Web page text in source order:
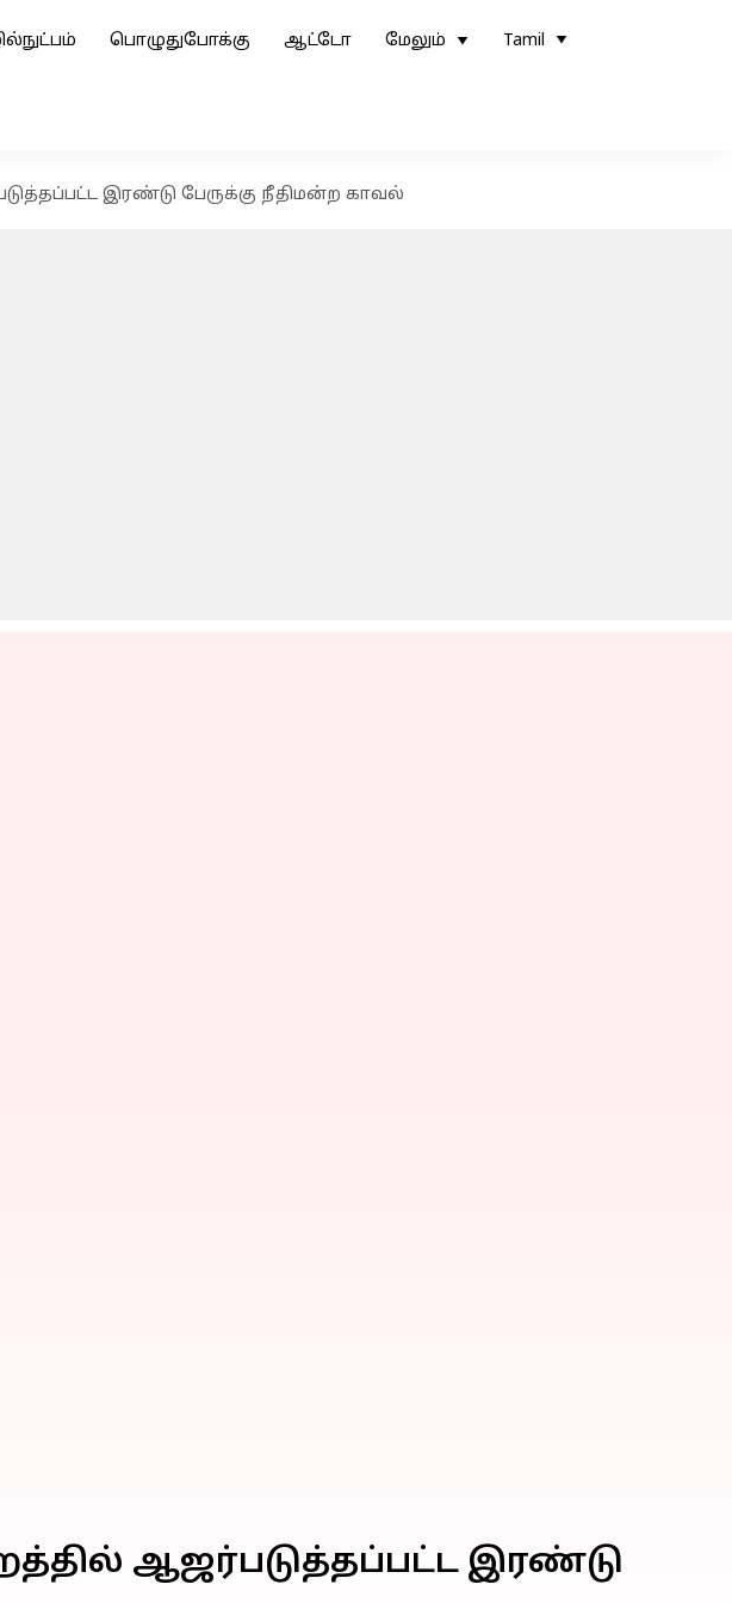
பொழுதுபோக்கு ஆட்டோ மேலும் Tamil
இரண்டு பேருக்கு நீதிமன்ற காவல்
ஆஜர்படுத்தப்பட்ட இரண்டு